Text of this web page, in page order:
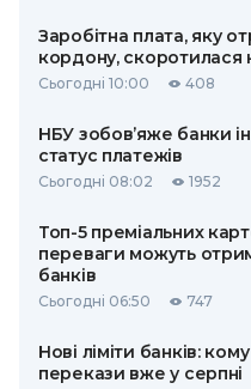
Заробітна плата, яку
кордону, скоротилася
Сьогодні 10:00 408
НБУ зобов’яже банки
статус платежів
Сьогодні 08:02 1952
Топ-5 преміальних
переваги можуть
банків
Сьогодні 06:50 747
Нові ліміти банків:
перекази вже у серпні